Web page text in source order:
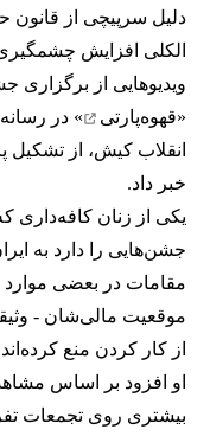
دلیل سرپیچی از
الکلی افزایش
ویدیوهایی از برگزاری
«قهوه‌پارتی
» در
انقلاب کیش، از تشکیل
خبر داد.
یکی از زنان کافه‌داری
جشن‌هایی را دارد به
مقامات در بعضی موارد
موقعیت مالی‌شان -
از کار کردن منع
او افزود بر اساس
بیشتری روی تجمعات